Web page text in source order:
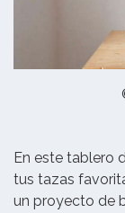
En este tablero
tus tazas
un proyecto de